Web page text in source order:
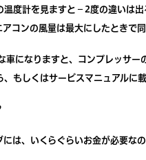
度計を見ますと－2度の違いは
コンの風量は最大にしたときで同
車になりますと、コンプレッサ
もしくはサービスマニュアルに載
は、いくらぐらいお金が必要なの